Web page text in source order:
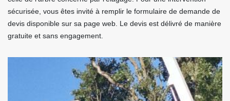
sécurisée, vous êtes invité à remplir le formulaire de demande de
devis disponible sur sa page web. Le devis est délivré de manière
gratuite et sans engagement.